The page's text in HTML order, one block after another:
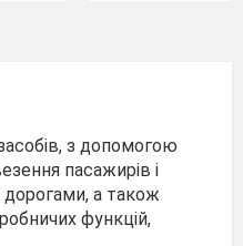
з допомогою
пасажирів і
а також
функцій,